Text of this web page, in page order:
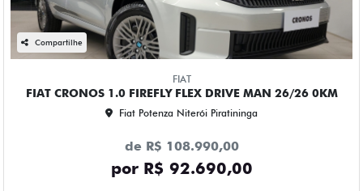
Compartilhe
FIAT
FIAT CRONOS 1.0 FIREFLY FLEX DRIVE MAN 26/26 0KM
Fiat Potenza Niterói Piratininga
de R$ 108.990,00
por R$ 92.690,00